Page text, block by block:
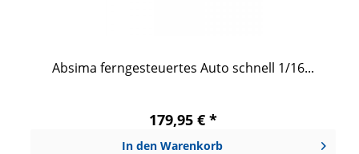
Absima ferngesteuertes Auto schnell 1/16...
179,95 € *
In den Warenkorb